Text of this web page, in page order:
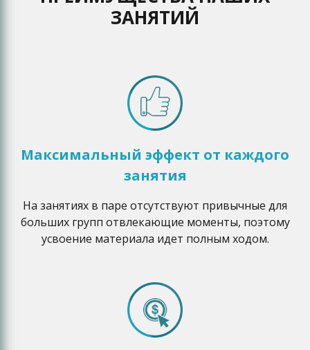
ЗАНЯТИЙ
Максимальный эффект от каждого
занятия
На занятиях в паре отсутствуют привычные для
больших групп отвлекающие моменты, поэтому
усвоение материала идет полным ходом.